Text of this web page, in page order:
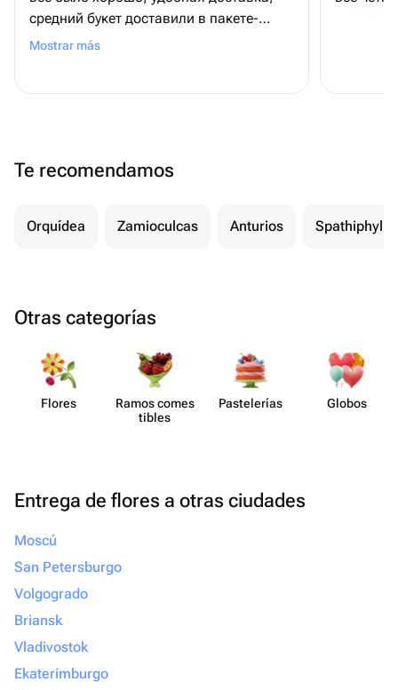
средний букет доставили в пакете-
переноске, отличный вариант для
Mostrar más
Te recomendamos
Orquídea Zamioculcas Anturios
Otras categorías
Flores
Ramos comes​
tibles
Paste​lerías Globos
Entrega de flores a otras ciudades
Moscú
San Petersburgo
Volgogrado
Briansk
Vladivostok
Ekaterimburgo